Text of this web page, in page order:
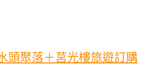
頭聚落＋莒光樓旅遊訂購